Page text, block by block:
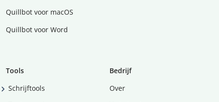
Quillbot voor macOS
Quillbot voor Word
Tools
Schrijftools
Bedrijf
Over